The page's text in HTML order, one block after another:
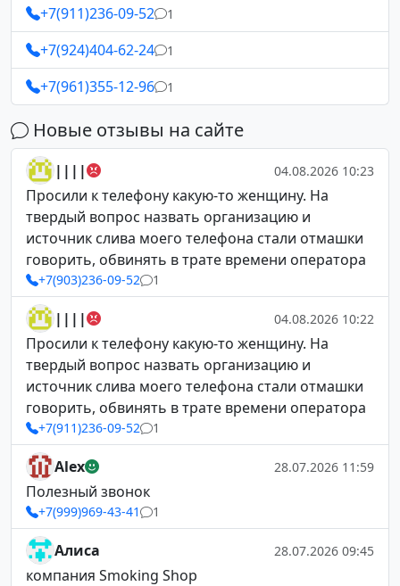
+7(911)236-09-52 1
+7(924)404-62-24 1
+7(961)355-12-96 1
Новые отзывы на сайте
|||| 04.08.2026 10:23
Просили к телефону какую-то женщину. На
твердый вопрос назвать организацию и
источник слива моего телефона стали отмашки
говорить, обвинять в трате времени оператора
+7(903)236-09-52 1
|||| 04.08.2026 10:22
Просили к телефону какую-то женщину. На
твердый вопрос назвать организацию и
источник слива моего телефона стали отмашки
говорить, обвинять в трате времени оператора
+7(911)236-09-52 1
Alex 28.07.2026 11:59
Полезный звонок
+7(999)969-43-41 1
Алиса 28.07.2026 09:45
компания Smoking Shop